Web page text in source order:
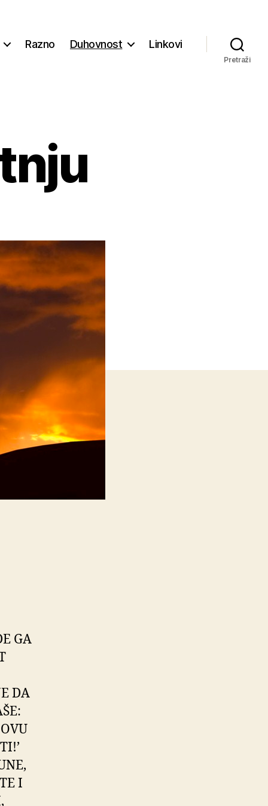
Razno Duhovnost Linkovi
Pretraži
GA
DA
I